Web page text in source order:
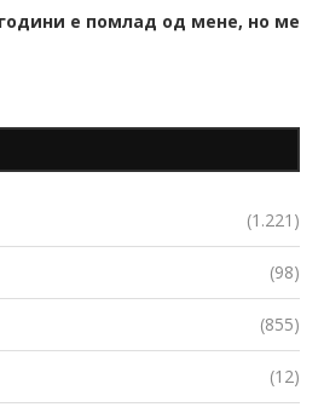
е помлад од мене, но ме
(1.221)
(98)
(855)
(12)